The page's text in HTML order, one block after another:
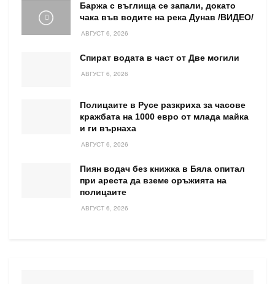
Баржа с въглища се запали, докато
чака във водите на река Дунав /ВИДЕО/
АВГУСТ 6, 2026
Спират водата в част от Две могили
АВГУСТ 6, 2026
Полицаите в Русе разкриха за часове
кражбата на 1000 евро от млада майка
и ги върнаха
АВГУСТ 6, 2026
Пиян водач без книжка в Бяла опитал
при ареста да вземе оръжията на
полицаите
АВГУСТ 6, 2026